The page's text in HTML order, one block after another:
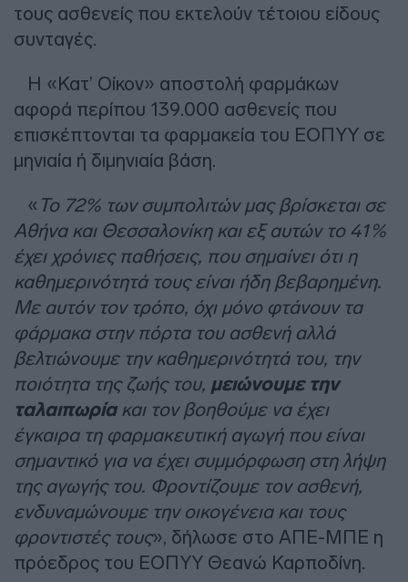
τους ασθενείς που εκτελούν τέτοιου είδους
συνταγές.
H «Κατ’ Οίκον» αποστολή φαρμάκων
αφορά περίπου 139.000 ασθενείς που
επισκέπτονται τα φαρμακεία του ΕΟΠΥΥ σε
μηνιαία ή διμηνιαία βάση.
« Το 72% των συμπολιτών μας βρίσκεται σε
Αθήνα και Θεσσαλονίκη και εξ αυτών το 41%
έχει χρόνιες παθήσεις, που σημαίνει ότι η
καθημερινότητά τους είναι ήδη βεβαρημένη.
Με αυτόν τον τρόπο, όχι μόνο φτάνουν τα
φάρμακα στην πόρτα του ασθενή αλλά
βελτιώνουμε την καθημερινότητά του, την
ποιότητα της ζωής του, μειώνουμε την
ταλαιπωρία και τον βοηθούμε να έχει
έγκαιρα τη φαρμακευτική αγωγή που είναι
σημαντικό για να έχει συμμόρφωση στη λήψη
της αγωγής του. Φροντίζουμε τον ασθενή,
ενδυναμώνουμε την οικογένεια και τους
φροντιστές τους», δήλωσε στο ΑΠΕ-ΜΠΕ η
πρόεδρος του ΕΟΠΥΥ Θεανώ Καρποδίνη.